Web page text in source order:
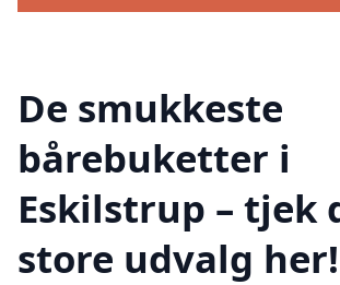
De smukkeste
bårebuketter i
Eskilstrup – tjek
store udvalg her!